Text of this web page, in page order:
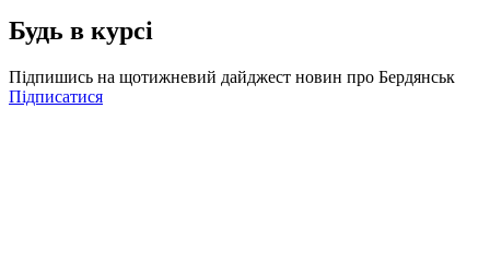
Будь в курсі
Підпишись на щотижневий дайджест новин про Бердянськ
Підписатися